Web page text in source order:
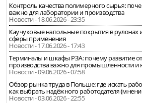
Контроль качества полимерного сырья:
важно для лаборатории и производства
Новости - 18.06.2026 - 23:35
Каучуковые напольные покрытия в рулонах
сферы применения
Новости - 17.06.2026 - 17:43
Терминалы и шкафы РЗА: почему развитие
производства важно для промышленности и
Новости - 09.06.2026 - 07:58
Обзор рынка труда в Польше: где искать
как выбрать надёжного работодателя
Новости - 03.06.2026 - 22:55